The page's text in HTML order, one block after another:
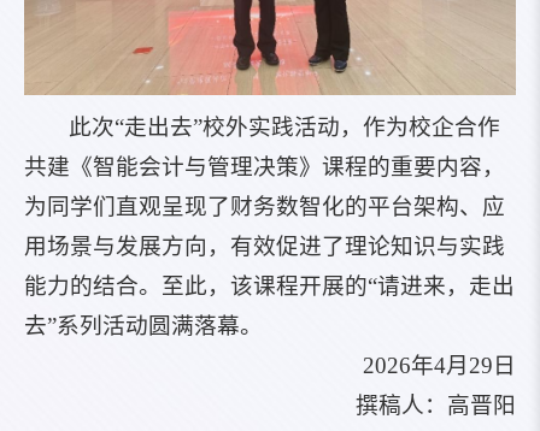
此次“走出去”校外实践活动，作为校企合作
共建《智能会计与管理决策》课程的重要内容，
为同学们直观呈现了财务数智化的平台架构、应
用场景与发展方向，有效促进了理论知识与实践
能力的结合。至此，该课程开展的“请进来，走出
去”系列活动圆满落幕。
2026年4月29日
撰稿人：高晋阳